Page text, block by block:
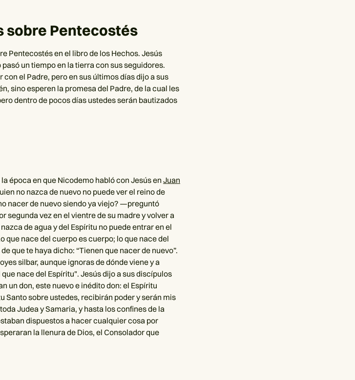
sobre Pentecostés
Pentecostés en el libro de los Hechos. Jesús
un tiempo en la tierra con sus seguidores.
el Padre, pero en sus últimos días dijo a sus
sino esperen la promesa del Padre, de la cual les
dentro de pocos días ustedes serán bautizados
época en que Nicodemo habló con Jesús en Juan
no nazca de nuevo no puede ver el reino de
nacer de nuevo siendo ya viejo? —preguntó
segunda vez en el vientre de su madre y volver a
de agua y del Espíritu no puede entrar en el
nace del cuerpo es cuerpo; lo que nace del
que te haya dicho: “Tienen que nacer de nuevo”.
silbar, aunque ignoras de dónde viene y a
nace del Espíritu". Jesús dijo a sus discípulos
un don, este nuevo e inédito don: el Espíritu
Santo sobre ustedes, recibirán poder y serán mis
Judea y Samaria, y hasta los confines de la
dispuestos a hacer cualquier cosa por
la llenura de Dios, el Consolador que